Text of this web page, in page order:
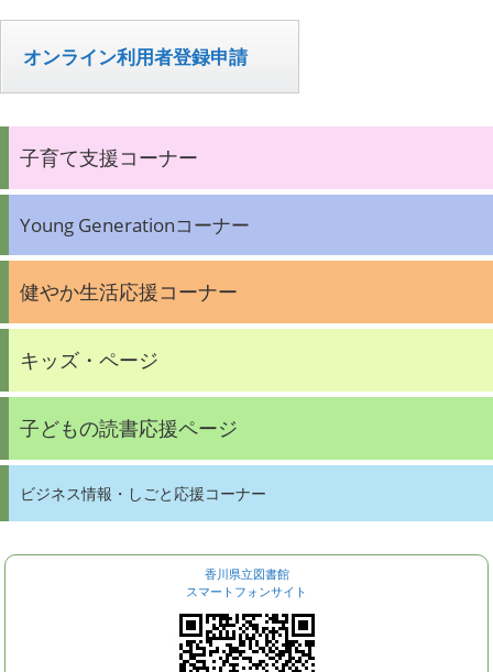
オンライン利用者登録申請
子育て支援コーナー
Young Generationコーナー
健やか生活応援コーナー
キッズ・ページ
子どもの読書応援ページ
ビジネス情報・しごと応援コーナー
香川県立図書館
スマートフォンサイト